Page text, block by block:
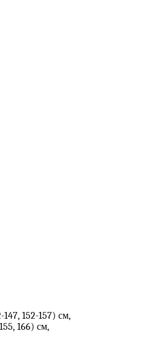
147, 152-157) см,
166) см,